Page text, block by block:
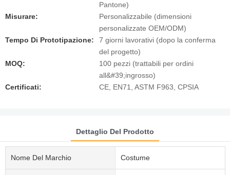
Pantone)
Misurare:
Personalizzabile (dimensioni
personalizzate OEM/ODM)
Tempo Di Prototipazione:
7 giorni lavorativi (dopo la conferma
del progetto)
MOQ:
100 pezzi (trattabili per ordini
all&#39;ingrosso)
Certificati:
CE, EN71, ASTM F963, CPSIA
Dettaglio Del Prodotto
Nome Del Marchio Costume